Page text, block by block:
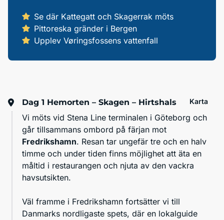
Se där Kattegatt och Skagerrak möts
Pittoreska gränder i Bergen
Upplev Vøringsfossens vattenfall
Dag 1 Hemorten – Skagen – Hirtshals Karta
Vi möts vid Stena Line terminalen i Göteborg och
går tillsammans ombord på färjan mot
Fredrikshamn. Resan tar ungefär tre och en halv
timme och under tiden finns möjlighet att äta en
måltid i restaurangen och njuta av den vackra
havsutsikten.
Väl framme i Fredrikshamn fortsätter vi till
Danmarks nordligaste spets, där en lokalguide